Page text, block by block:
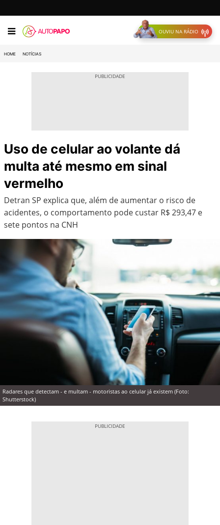
OUVIU NA RÁDIO
HOME NOTÍCIAS
Uso de celular ao volante dá
multa até mesmo em sinal
vermelho
Detran SP explica que, além de aumentar o risco de
acidentes, o comportamento pode custar R$ 293,47 e
sete pontos na CNH
Radares que detectam - e multam - motoristas ao celular já existem (Foto:
Shutterstock)